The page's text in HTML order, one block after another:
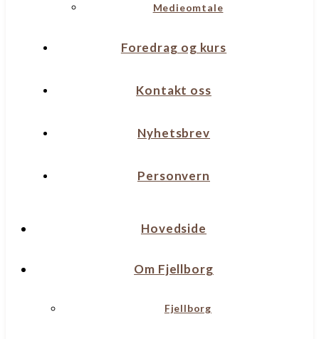
Medieomtale
Foredrag og kurs
Kontakt oss
Nyhetsbrev
Personvern
Hovedside
Om Fjellborg
Fjellborg